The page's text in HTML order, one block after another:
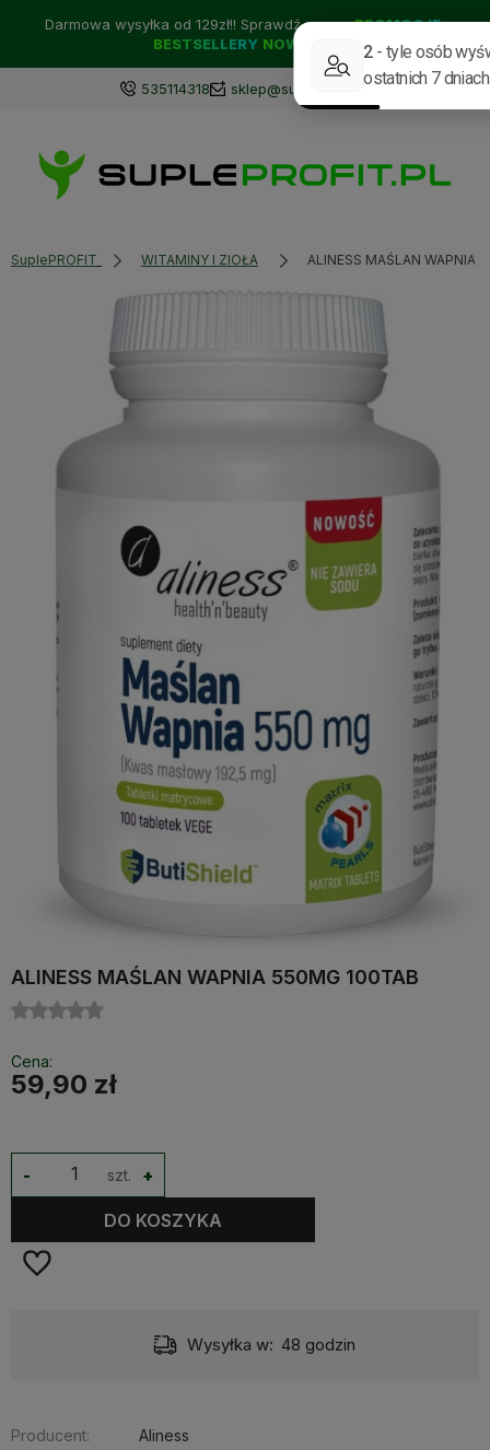
Darmowa wysyłka od 129zł!! Sprawdź nasze:PROMOCJE
BESTSELLERY NOWOŚCI
535114318 sklep@supleprofit.pl
SuplePROFIT WITAMINY I ZIOŁA ALINESS MAŚLAN WAPNIA
ALINESS MAŚLAN WAPNIA 550MG 100TAB
Cena:
59,90 zł
szt. +
-
DO KOSZYKA
Wysyłka w: 48 godzin
Producent:
Aliness